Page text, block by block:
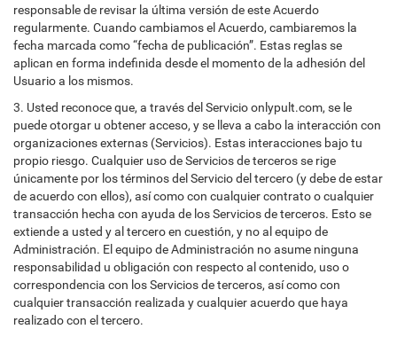
responsable de revisar la última versión de este Acuerdo
regularmente. Cuando cambiamos el Acuerdo, cambiaremos la
fecha marcada como “fecha de publicación”. Estas reglas se
aplican en forma indefinida desde el momento de la adhesión del
Usuario a los mismos.
3. Usted reconoce que, a través del Servicio onlypult.com, se le
puede otorgar u obtener acceso, y se lleva a cabo la interacción con
organizaciones externas (Servicios). Estas interacciones bajo tu
propio riesgo. Cualquier uso de Servicios de terceros se rige
únicamente por los términos del Servicio del tercero (y debe de estar
de acuerdo con ellos), así como con cualquier contrato o cualquier
transacción hecha con ayuda de los Servicios de terceros. Esto se
extiende a usted y al tercero en cuestión, y no al equipo de
Administración. El equipo de Administración no asume ninguna
responsabilidad u obligación con respecto al contenido, uso o
correspondencia con los Servicios de terceros, así como con
cualquier transacción realizada y cualquier acuerdo que haya
realizado con el tercero.